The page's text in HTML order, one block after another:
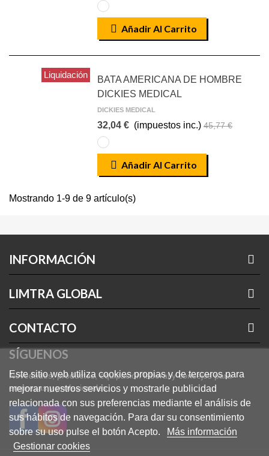
BLANCO
Añadir Al Carrito
Liquidación
BATA AMERICANA DE HOMBRE
DICKIES MEDICAL
DICKIES MEDICAL
32,04 € (impuestos inc.) 45,77 €
Color
DWHZ
Añadir Al Carrito
Mostrando 1-9 de 9 artículo(s)
Este sitio web utiliza cookies propias y de terceros para
mejorar nuestros servicios y mostrarle publicidad
relacionada con sus preferencias mediante el análisis de
sus hábitos de navegación. Para dar su consentimiento
sobre su uso pulse el botón Acepto.
Más información
Gestionar cookies
INFORMACIÓN
LIMTRA GLOBAL
CONTACTO
SÍGUENOS
Novedades, productos, equipación laboral y consejos para
empresas y profesionales.